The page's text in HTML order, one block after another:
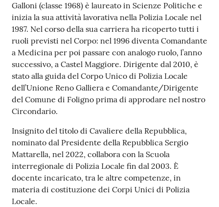
Galloni (classe 1968) è laureato in Scienze Politiche e
inizia la sua attività lavorativa nella Polizia Locale nel
1987. Nel corso della sua carriera ha ricoperto tutti i
ruoli previsti nel Corpo: nel 1996 diventa Comandante
a Medicina per poi passare con analogo ruolo, l’anno
successivo, a Castel Maggiore. Dirigente dal 2010, è
stato alla guida del Corpo Unico di Polizia Locale
dell’Unione Reno Galliera e Comandante/Dirigente
del Comune di Foligno prima di approdare nel nostro
Circondario.
Insignito del titolo di Cavaliere della Repubblica,
nominato dal Presidente della Repubblica Sergio
Mattarella, nel 2022, collabora con la Scuola
interregionale di Polizia Locale fin dal 2003. È
docente incaricato, tra le altre competenze, in
materia di costituzione dei Corpi Unici di Polizia
Locale.